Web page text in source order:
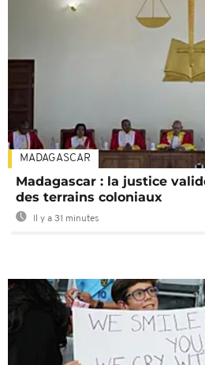
MADAGASCAR
Madagascar : la justice
des terrains coloniaux
Il y a 31 minutes